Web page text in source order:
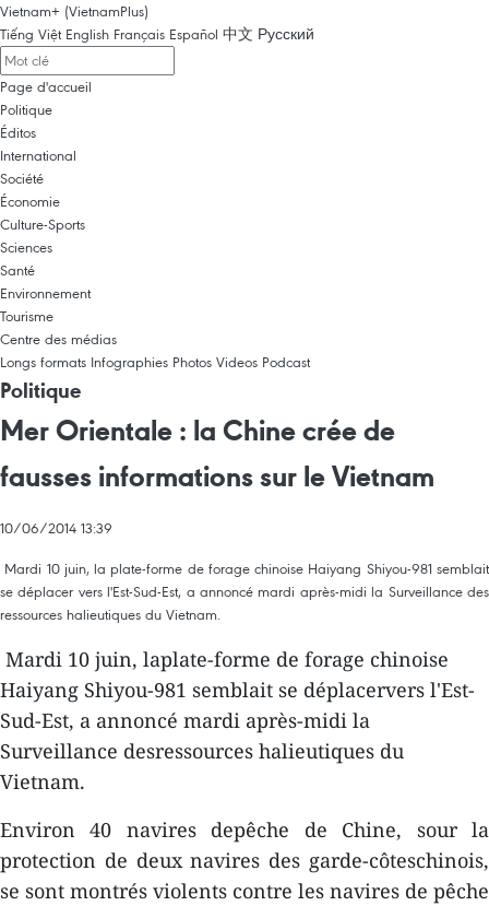
Vietnam+ (VietnamPlus)
Tiếng Việt English Français Español 中文 Русский
Page d'accueil
Politique
Éditos
International
Société
Économie
Culture-Sports
Sciences
Santé
Environnement
Tourisme
Centre des médias
Longs formats Infographies Photos Videos Podcast
Politique
Mer Orientale : la Chine crée de
fausses informations sur le Vietnam
10/06/2014 13:39
Mardi 10 juin, la plate-forme de forage chinoise Haiyang Shiyou-981 semblait
se déplacer vers l'Est-Sud-Est, a annoncé mardi après-midi la Surveillance des
ressources halieutiques du Vietnam.
Mardi 10 juin, laplate-forme de forage chinoise
Haiyang Shiyou-981 semblait se déplacervers l'Est-
Sud-Est, a annoncé mardi après-midi la
Surveillance desressources halieutiques du
Vietnam.
Environ 40 navires depêche de Chine, sour la
protection de deux navires des garde-côteschinois,
se sont montrés violents contre les navires de pêche